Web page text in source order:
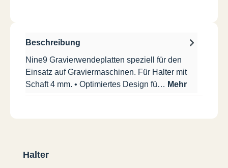
Beschreibung
Nine9 Gravierwendeplatten speziell für den
Einsatz auf Graviermaschinen. Für Halter mit
Schaft 4 mm. • Optimiertes Design fü… Mehr
Produktgalerie überspringen
Halter